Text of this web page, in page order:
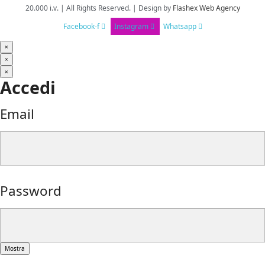
20.000 i.v. | All Rights Reserved. | Designby Flashex Web Agency
Facebook-f
Instagram Whatsapp
×
×
×
Accedi
Email
Password
Mostra